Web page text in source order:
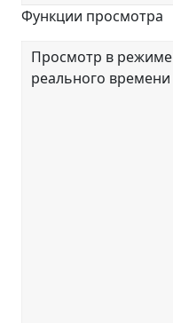
Функции просмотра
Просмотр в режиме
реального времени